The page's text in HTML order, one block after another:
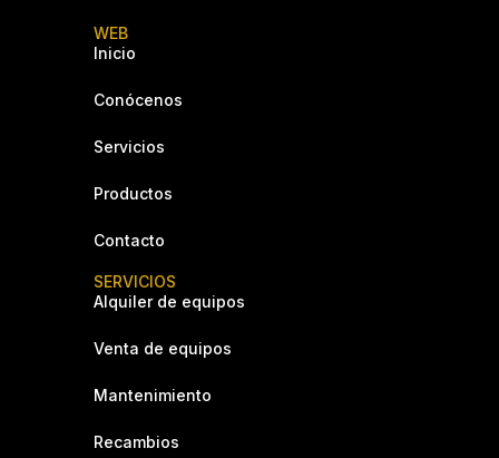
WEB
Inicio
Conócenos
Servicios
Productos
Contacto
SERVICIOS
Alquiler de equipos
Venta de equipos
Mantenimiento
Recambios